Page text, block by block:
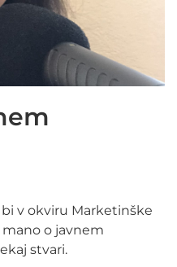
v okviru Marketinške
o javnem
stvari.